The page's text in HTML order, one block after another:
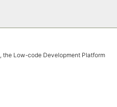
, the Low-code Development Platform